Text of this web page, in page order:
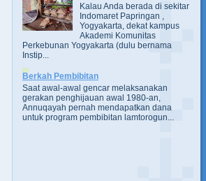
Kalau Anda berada di sekitar
Indomaret Papringan ,
Yogyakarta, dekat kampus
Akademi Komunitas
Perkebunan Yogyakarta (dulu bernama
Instip...
Berkah Pembibitan
Saat awal-awal gencar melaksanakan
gerakan penghijauan awal 1980-an,
Annuqayah pernah mendapatkan dana
untuk program pembibitan lamtorogun...